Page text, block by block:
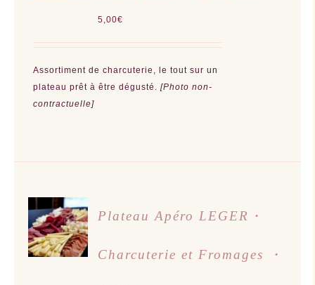
5,00€
Assortiment de charcuterie, le tout sur un
plateau prêt à être dégusté.[Photo non-
contractuelle]
AJOUTER
AU
PANIER
/
DÉTAILS
Plateau Apéro LEGER・
Charcuterie et Fromages ・